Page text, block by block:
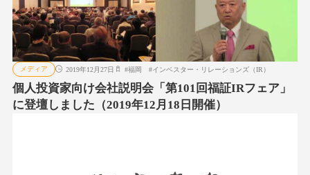
メディア 2019年12月27日 #福岡 #インベスター・リレーションズ（IR）
個人投資家向け会社説明会「第101回福証IRフェア」
に登壇しました（2019年12月18日開催）